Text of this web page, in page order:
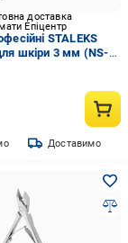
доставка
Епіцентр
STALEKS
шкіри 3 мм (NS-
Доставимо